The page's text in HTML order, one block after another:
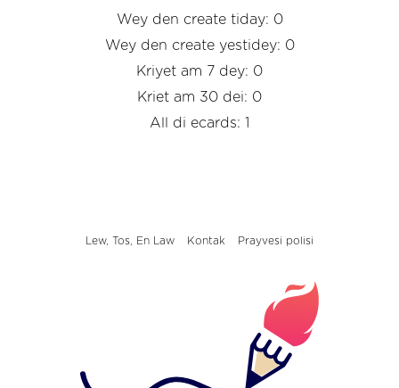
Wey den create tiday: 0
Wey den create yestidey: 0
Kriyet am 7 dey: 0
Kriet am 30 dei: 0
All di ecards: 1
Lew, Tos, En Law Kontak Prayvesi polisi